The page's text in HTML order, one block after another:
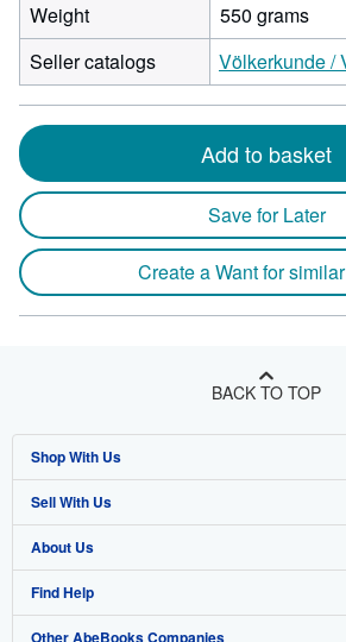
Weight
550 grams
Seller catalogs
Völkerkunde /
Add to basket
Save for Later
Create a Want for
BACK TO TOP
Shop With Us
Advanced Search
Browse Collections
My Account
My Orders
Sell With Us
Start Selling
Join Our Affiliate Program
Book Buyback
About Us
About AbeBooks
Media
Find Help
Help
Other AbeBooks Companies